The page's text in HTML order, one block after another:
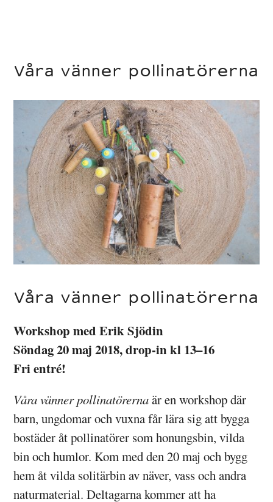
Våra vänner pollinatörerna
Våra vänner pollinatörerna
Workshop med Erik Sjödin
Söndag 20 maj 2018, drop-in kl 13–16
Fri entré!
Våra vänner pollinatörernaär en workshop där
barn, ungdomar och vuxna får lära sig att bygga
bostäder åt pollinatörer som honungsbin, vilda
bin och humlor. Kom med den 20 maj och bygg
hem åt vilda solitärbin av näver, vass och andra
naturmaterial. Deltagarna kommer att ha